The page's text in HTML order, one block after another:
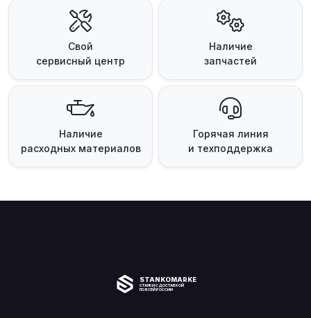
Свой
сервисный центр
Наличие
запчастей
Наличие
расходных материалов
Горячая линия
и техподдержка
STANKOMARKET
СТАНКИ С ДОСТАВКОЙ
ПО ВСЕЙ РОССИИ